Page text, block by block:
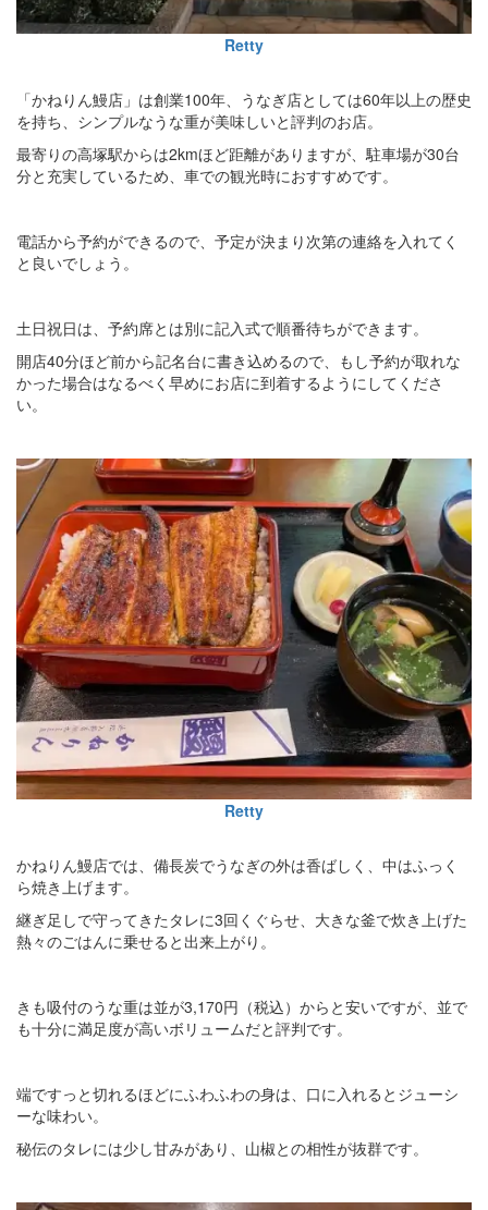
Retty
「かねりん鰻店」は創業100年、うなぎ店としては60年以上の歴史
を持ち、シンプルなうな重が美味しいと評判のお店。
最寄りの高塚駅からは2kmほど距離がありますが、駐車場が30台
分と充実しているため、車での観光時におすすめです。
電話から予約ができるので、予定が決まり次第の連絡を入れてく
と良いでしょう。
土日祝日は、予約席とは別に記入式で順番待ちができます。
開店40分ほど前から記名台に書き込めるので、もし予約が取れな
かった場合はなるべく早めにお店に到着するようにしてくださ
い。
Retty
かねりん鰻店では、備長炭でうなぎの外は香ばしく、中はふっく
ら焼き上げます。
継ぎ足しで守ってきたタレに3回くぐらせ、大きな釜で炊き上げた
熱々のごはんに乗せると出来上がり。
きも吸付のうな重は並が3,170円（税込）からと安いですが、並で
も十分に満足度が高いボリュームだと評判です。
端ですっと切れるほどにふわふわの身は、口に入れるとジューシ
ーな味わい。
秘伝のタレには少し甘みがあり、山椒との相性が抜群です。